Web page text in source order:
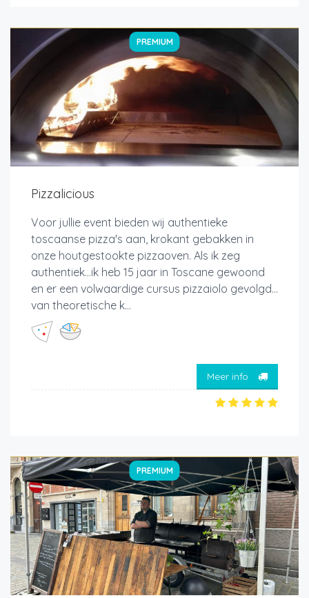
PREMIUM
Pizzalicious
Voor jullie event bieden wij authentieke
toscaanse pizza's aan, krokant gebakken in
onze houtgestookte pizzaoven. Als ik zeg
authentiek…ik heb 15 jaar in Toscane gewoond
en er een volwaardige cursus pizzaiolo gevolgd…
van theoretische k...
Meer info
PREMIUM